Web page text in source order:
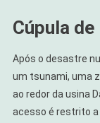
Cúpula
Após o desastre
um tsunami, uma
ao redor da usina
acesso é restrito